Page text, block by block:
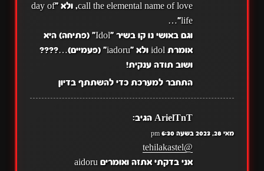
call the elemental name of love, ולא "day of
life"…
וגם באושי נו קו בשיר "Idol" (פתיחה) היא
אומרת idol ולא "iadoru" (פעמיים)…????
ושוב תודה ענקית!
התחבר למערכת כדי להשתתף בדיון
ArielTnT הגיב:
מאי 28, 2023 בשעה 6:30 pm
@tehilakastel
אני בדקתי אתזה ואומרים aidoru